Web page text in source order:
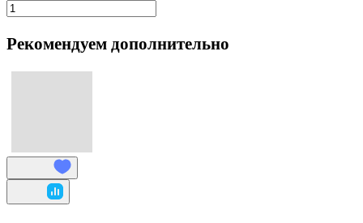
Рекомендуем дополнительно